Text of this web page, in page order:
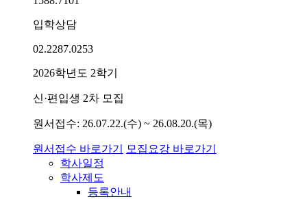
입학상담
02.2287.0253
2026학년도 2학기
신·편입생 2차 모집
원서접수: 26.07.22.(수) ~ 26.08.20.(목)
원서접수 바로가기
모집요강 바로가기
학사일정
학사제도
등록안내